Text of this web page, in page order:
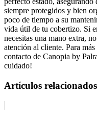
siempre protegidos y bien
poco de tiempo a su
vida útil de tu cobertizo. Si
necesitas una mano extra,
atención al cliente. Para
contacto de Canopia by
cuidado!
Artículos